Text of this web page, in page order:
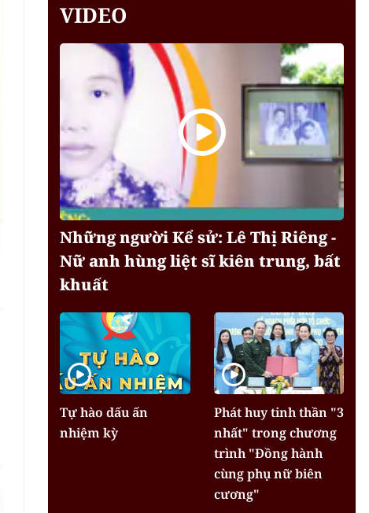
VIDEO
Những người Kể sử: Lê Thị Riêng -
Nữ anh hùng liệt sĩ kiên trung, bất
khuất
Tự hào dấu ấn
nhiệm kỳ
Phát huy tinh thần "3
nhất" trong chương
trình "Đồng hành
cùng phụ nữ biên
cương"